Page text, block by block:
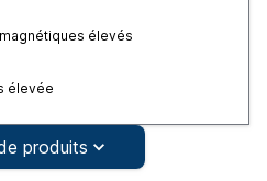
élevés
élevée
produits